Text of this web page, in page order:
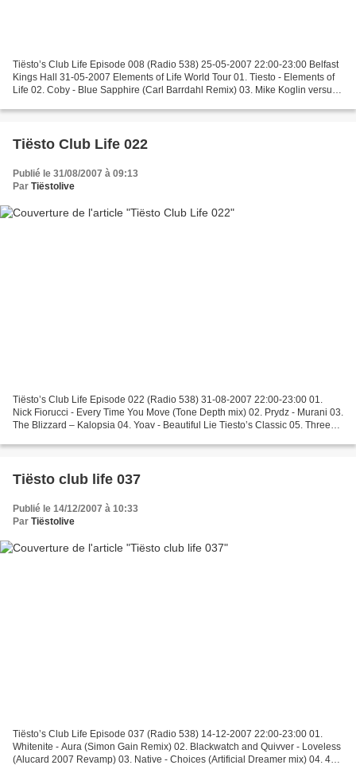
Tiësto’s Club Life Episode 008 (Radio 538) 25-05-2007 22:00-23:00 Belfast
Kings Hall 31-05-2007 Elements of Life World Tour 01. Tiesto - Elements of
Life 02. Coby - Blue Sapphire (Carl Barrdahl Remix) 03. Mike Koglin versus
Tiësto Club Life 022
Publié le 31/08/2007 à 09:13
Par Tiëstolive
Tiësto’s Club Life Episode 022 (Radio 538) 31-08-2007 22:00-23:00 01.
Nick Fiorucci - Every Time You Move (Tone Depth mix) 02. Prydz - Murani 03.
The Blizzard – Kalopsia 04. Yoav - Beautiful Lie Tiesto’s Classic 05. Three
Tiësto club life 037
Publié le 14/12/2007 à 10:33
Par Tiëstolive
Tiësto’s Club Life Episode 037 (Radio 538) 14-12-2007 22:00-23:00 01.
Whitenite - Aura (Simon Gain Remix) 02. Blackwatch and Quivver - Loveless
(Alucard 2007 Revamp) 03. Native - Choices (Artificial Dreamer mix) 04. 4